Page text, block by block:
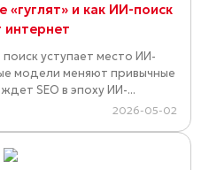
и как ИИ-поиск
интернет
уступает место ИИ-
модели меняют привычные
SEO в эпоху ИИ-...
2026-05-02